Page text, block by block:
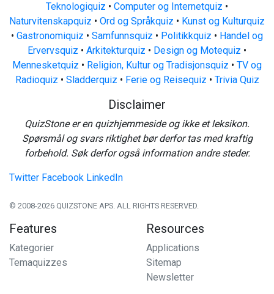
Teknologiquiz • Computer og Internetquiz •
Naturvitenskapquiz • Ord og Språkquiz • Kunst og Kulturquiz
• Gastronomiquiz • Samfunnsquiz • Politikkquiz • Handel og
Ervervsquiz • Arkitekturquiz • Design og Motequiz •
Mennesketquiz • Religion, Kultur og Tradisjonsquiz • TV og
Radioquiz • Sladderquiz • Ferie og Reisequiz • Trivia Quiz
Disclaimer
QuizStone er en quizhjemmeside og ikke et leksikon.
Spørsmål og svars riktighet bør derfor tas med kraftig
forbehold. Søk derfor også information andre steder.
Twitter Facebook LinkedIn
© 2008-2026 QUIZSTONE APS. ALL RIGHTS RESERVED.
Features
Kategorier
Temaquizzes
Resources
Applications
Sitemap
Newsletter